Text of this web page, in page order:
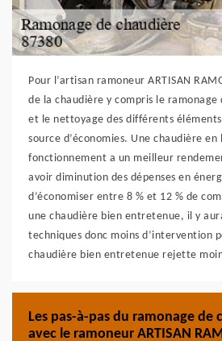
Pour l’artisan ramoneur ARTISAN
de la chaudière y compris le ramonage
et le nettoyage des différents
source d’économies. Une chaudière
fonctionnement a un meilleur
avoir diminution des dépenses en
d’économiser entre 8 % et 12 % de
une chaudière bien entretenue, il y
techniques donc moins d’intervention
chaudière bien entretenue rejette
Les pas-à-pas du ramonage de
avec le ramoneur ARTISAN